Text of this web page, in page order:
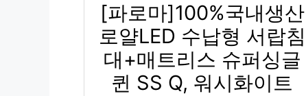
[파로마]100%국내생산
로얄LED 수납형 서랍침
대+매트리스 슈퍼싱글
퀸 SS Q, 워시화이트